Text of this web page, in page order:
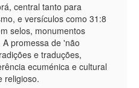
central tanto para
e versículos como 31:8
selos, monumentos
promessa de 'não
e traduções,
ecuménica e cultural
religioso.